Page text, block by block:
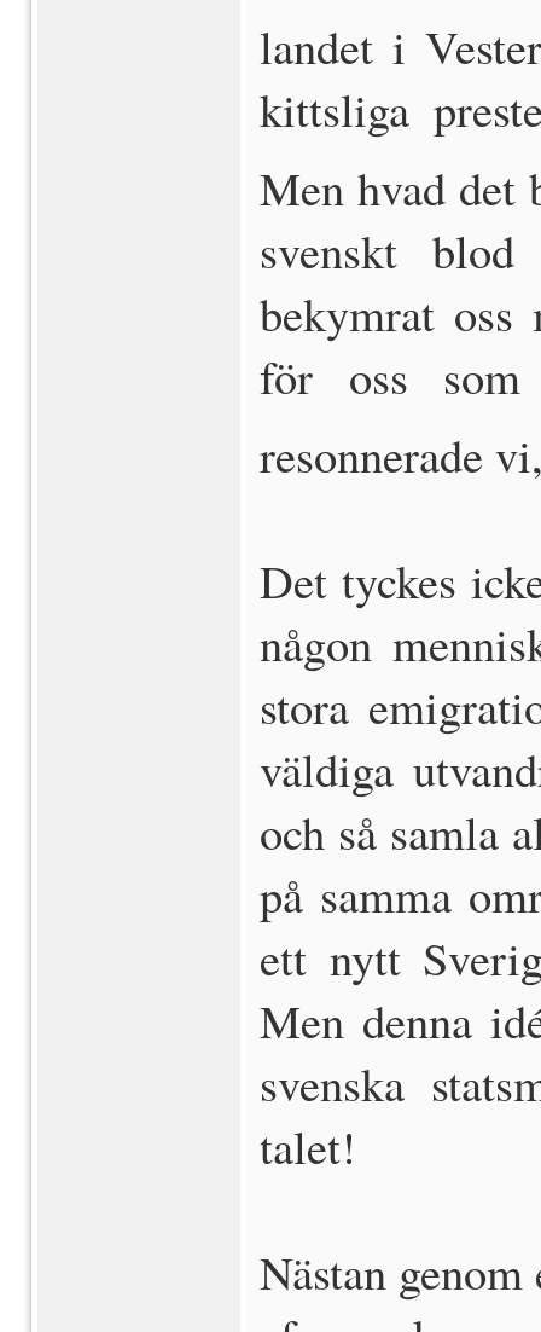
landet i
kittsliga
Men hvad det
svenskt
bekymrat
för oss
resonnerade
Det tyckes
någon
stora
väldiga
och så samla
på samma
ett nytt
Men denna
svenska
talet!
Nästan